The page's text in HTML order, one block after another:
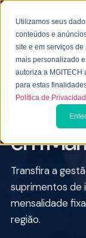
Utilizamos seus
conteúdos e
site e em serviços
mais personalizado
autoriza a MGITECH
para estas
Política de
ALUGUEL DE
em
Transfira a
suprimentos de
mensalidade
região.